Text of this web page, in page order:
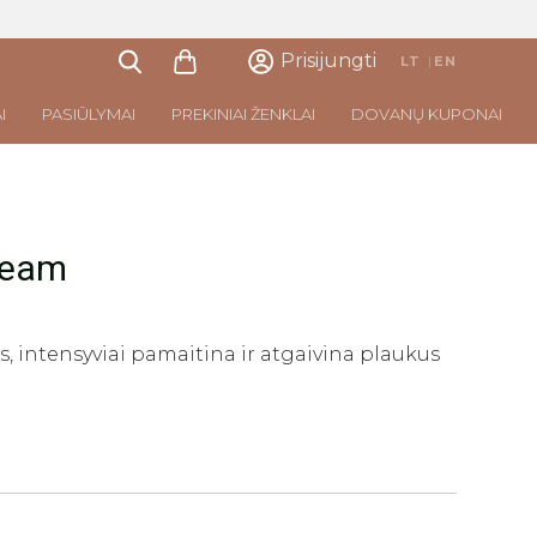
Prisijungti LT | EN
PASIŪLYMAI PREKINIAI ŽENKLAI DOVANŲ KUPONAI
intensyviai pamaitina ir atgaivina plaukus